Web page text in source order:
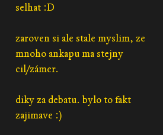
selhat :D
zaroven si ale stale myslim, ze
mnoho ankapu ma stejny
cil/zámer.
diky za debatu. bylo to fakt
zajimave :)